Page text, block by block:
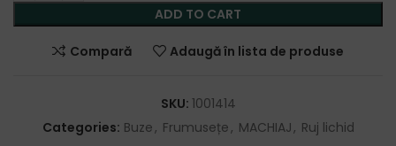
ADD TO CART
Compară Adaugă în lista de produse
SKU: 1001414
Categories: Buze, Frumusețe, MACHIAJ, Ruj lichid